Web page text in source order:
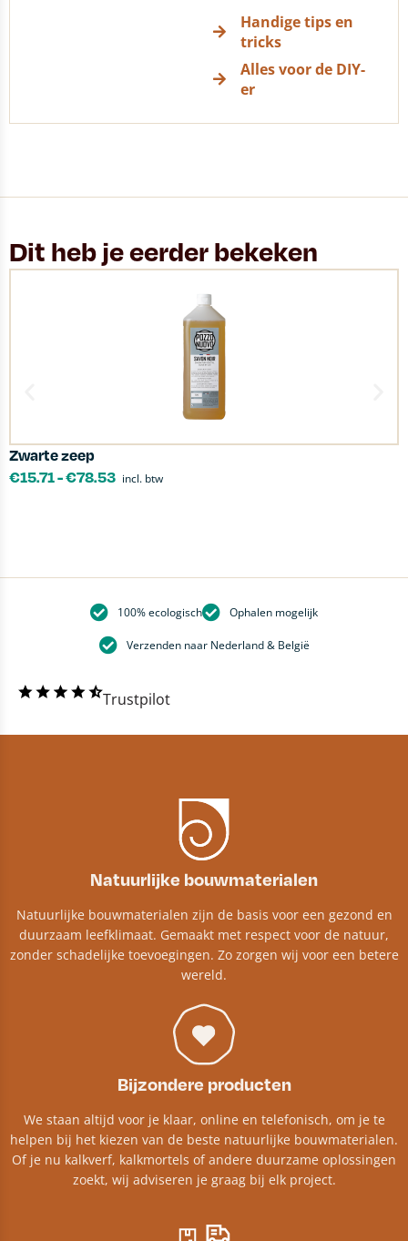
Handige tips en
tricks
Alles voor de DIY-
er
Dit heb je eerder bekeken
Zwarte zeep
€15.71-€78.53 incl. btw
100% ecologisch Ophalen mogelijk
Verzenden naar Nederland & België
Trustpilot
Natuurlijke bouwmaterialen
Natuurlijke bouwmaterialen zijn de basis voor een gezond en
duurzaam leefklimaat. Gemaakt met respect voor de natuur,
zonder schadelijke toevoegingen. Zo zorgen wij voor een betere
wereld.
Bijzondere producten
We staan altijd voor je klaar, online en telefonisch, om je te
helpen bij het kiezen van de beste natuurlijke bouwmaterialen.
Of je nu kalkverf, kalkmortels of andere duurzame oplossingen
zoekt, wij adviseren je graag bij elk project.​